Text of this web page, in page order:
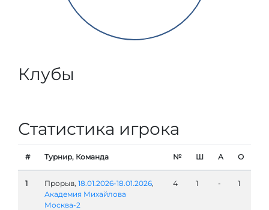
Клубы
Статистика игрока
# Турнир, Команда № Ш А О
1 Прорыв, 18.01.2026-18.01.2026,
Академия Михайлова
Москва-2
4 1 - 1